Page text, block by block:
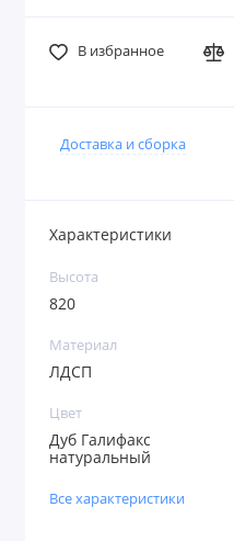
В избранное
Доставка и сборка
Характеристики
Высота
820
Материал
ЛДСП
Цвет
Дуб Галифакс
натуральный
Все характеристики